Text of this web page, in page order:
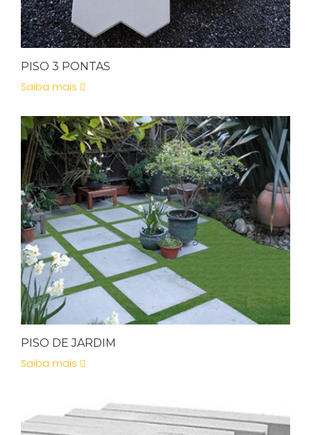
PISO 3 PONTAS
Saiba mais
PISO DE JARDIM
Saiba mais